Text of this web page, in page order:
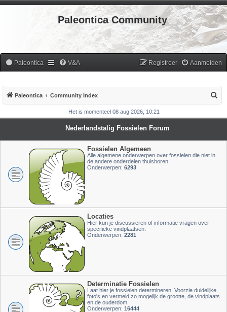
Paleontica Community
Paleontica V&A Aanmelden
Registreer
Paleontica Community Index
e
Het is momenteel 08 aug 2026, 10:21
Nederlandstalig Fossielen Forum
Fossielen Algemeen
Alle algemene onderwerpen over fossielen die niet in
de andere onderdelen thuishoren.
Onderwerpen: 6293
Locaties
Hier kun je discussieren of informatie vragen over
specifieke vindplaatsen.
Onderwerpen: 2281
Determinatie Fossielen
Laat hier je fossielen determineren. Voorzie duidelijke
foto's en vermeld zo mogelijk de grootte, de vindplaats
en de ouderdom.
Onderwerpen: 16444